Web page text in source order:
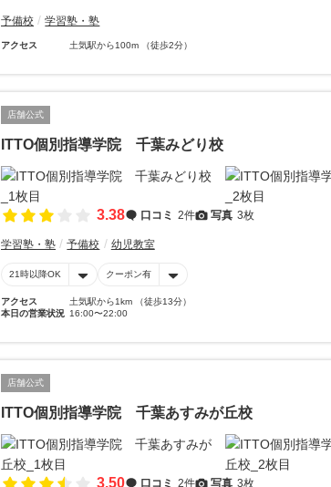
予備校 学習塾・塾
アクセス 土気駅から100m （徒歩2分）
店舗公式
ITTO個別指導学院 千葉みどり校
3.38 口コミ 2件 写真 3枚
学習塾・塾 予備校 幼児教室
21時以降OK クーポン有
アクセス
土気駅から1km （徒歩13分）
本日の営業状況 16:00〜22:00
店舗公式
ITTO個別指導学院 千葉あすみが丘校
3.50 口コミ 2件 写真 3枚